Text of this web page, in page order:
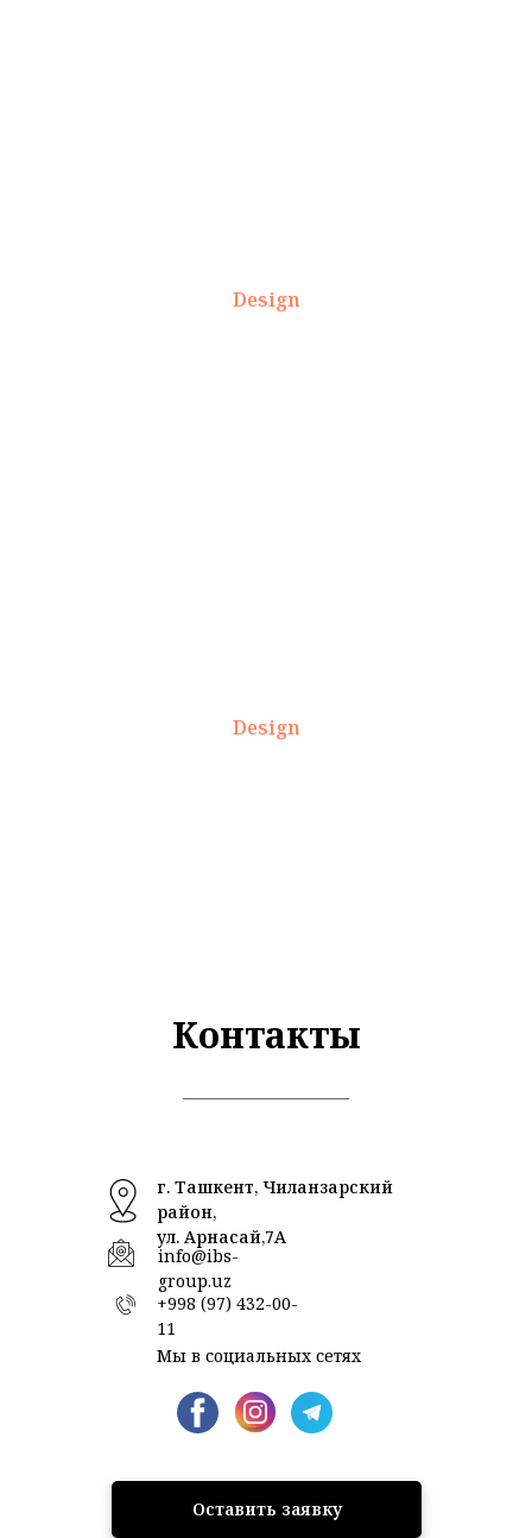
Design
Design
Контакты
info@ibs-
group.uz
Оставить заявку
г. Ташкент, Чиланзарский
район,
ул. Арнасай,7А
+998 (97) 432-00-
11
Мы в социальных сетях